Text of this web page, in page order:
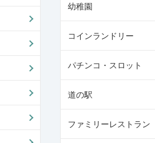
幼稚園
コインランドリー
パチンコ・スロット
道の駅
ファミリーレストラン